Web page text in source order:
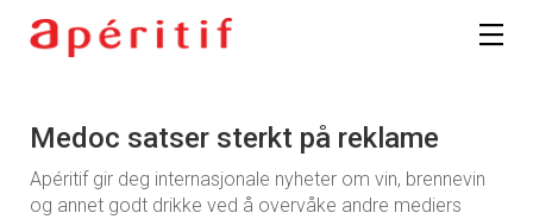
Medoc satser sterkt på reklame
Apéritif gir deg internasjonale nyheter om vin, brennevin
og annet godt drikke ved å overvåke andre mediers